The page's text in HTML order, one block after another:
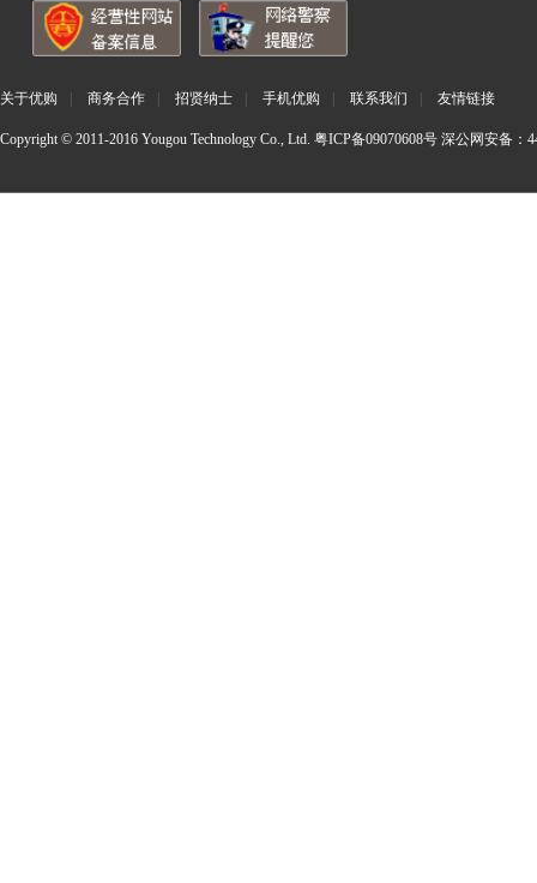
关于优购 商务合作 招贤纳士 手机优购 联系我们 友情链接
Copyright © 2011-2016 Yougou Technology Co., Ltd. 粤ICP备09070608号 深公网安备：